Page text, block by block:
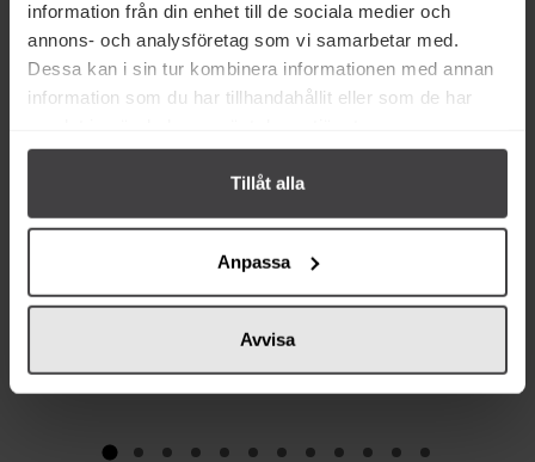
information från din enhet till de sociala medier och
annons- och analysföretag som vi samarbetar med.
Dessa kan i sin tur kombinera informationen med annan
information som du har tillhandahållit eller som de har
Tillåt alla
Anpassa
Avvisa
Andra köper även
274 kr
SWEEDS Cocktail Sweets "Wine"
141 kr
SWEEDS Cocktail Sweets Gin 300g